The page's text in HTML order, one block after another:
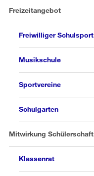
Freizeitangebot
Freiwilliger Schulsport
Musikschule
Sportvereine
Schulgarten
Mitwirkung Schülerschaft
Klassenrat